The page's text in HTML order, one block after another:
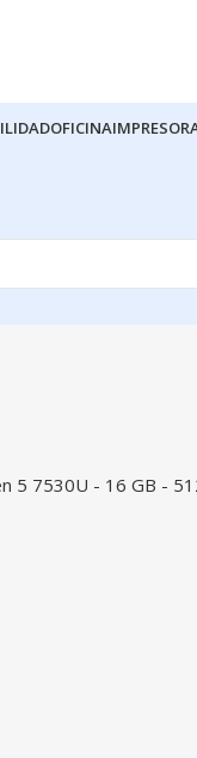
OFICINA
5 7530U - 16 GB -